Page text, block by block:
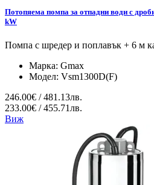
Потопяема помпа за отпадни води с
kW
Помпа с шредер и поплавък + 6 м
Марка: Gmax
Модел: Vsm1300D(F)
246.00€ / 481.13лв.
233.00€ / 455.71лв.
Виж